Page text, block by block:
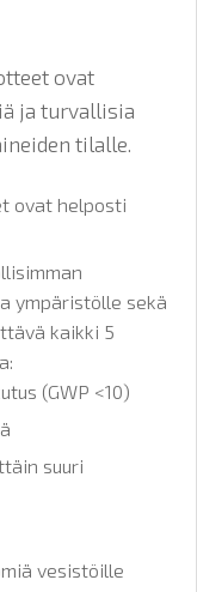
ovat
ja turvallisia
tilalle.
ovat helposti
ympäristölle sekä
kaikki 5
(GWP <10)
suuri
vesistöille